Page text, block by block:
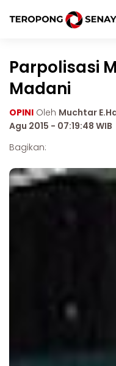
Parpolisasi
Madani
OPINI Oleh Muchtar
Agu 2015 - 07:19:48 WIB
Bagikan: